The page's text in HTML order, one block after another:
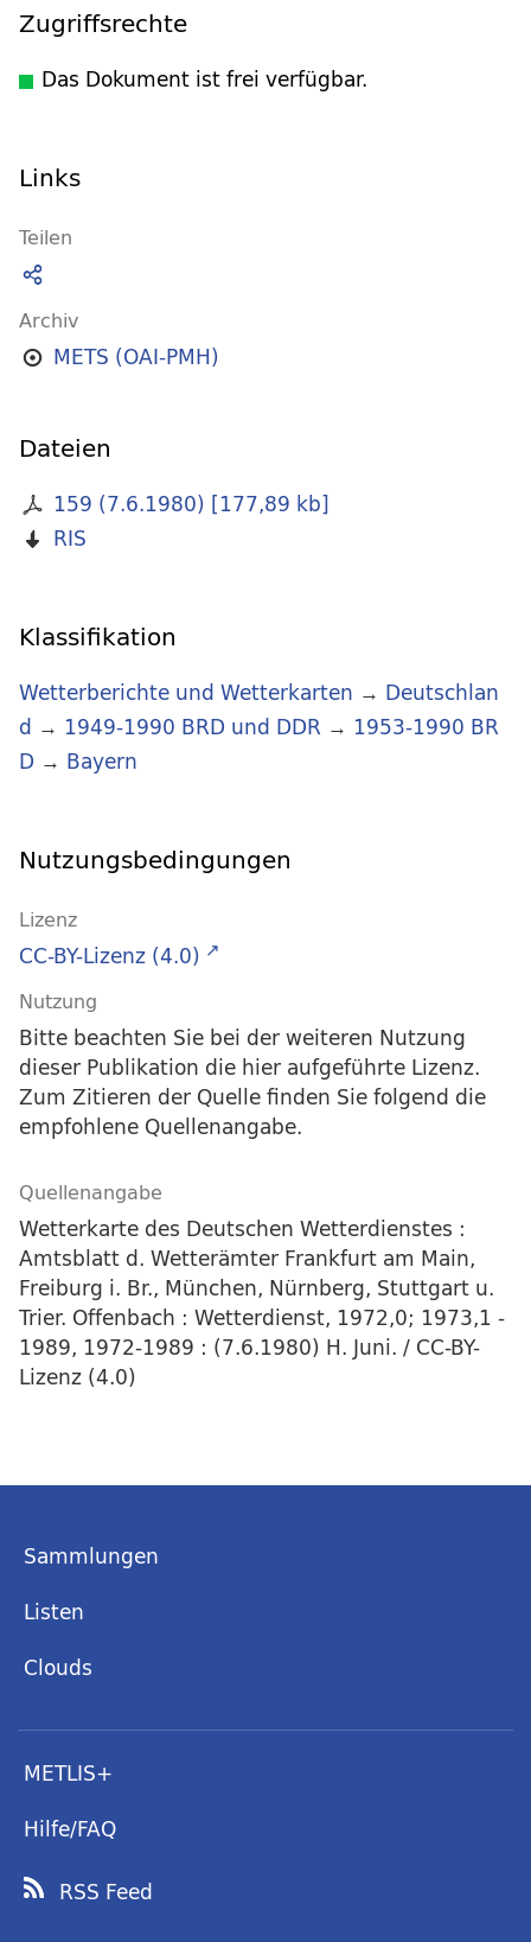
Zugriffsrechte
Das Dokument ist frei verfügbar.
Links
Teilen
Archiv
METS (OAI-PMH)
Dateien
159 (7.6.1980) [177,89 kb]
RIS
Klassifikation
Wetterberichte und Wetterkarten → Deutschlan
d → 1949-1990 BRD und DDR → 1953-1990 BR
D → Bayern
Nutzungsbedingungen
Lizenz
CC-BY-Lizenz (4.0)
Nutzung
Bitte beachten Sie bei der weiteren Nutzung
dieser Publikation die hier aufgeführte Lizenz.
Zum Zitieren der Quelle finden Sie folgend die
empfohlene Quellenangabe.
Quellenangabe
Wetterkarte des Deutschen Wetterdienstes :
Amtsblatt d. Wetterämter Frankfurt am Main,
Freiburg i. Br., München, Nürnberg, Stuttgart u.
Trier. Offenbach : Wetterdienst, 1972,0; 1973,1 -
1989, 1972-1989 : (7.6.1980) H. Juni. / CC-BY-
Lizenz (4.0)
Sammlungen
Listen
Clouds
METLIS+
Hilfe/FAQ
RSS Feed